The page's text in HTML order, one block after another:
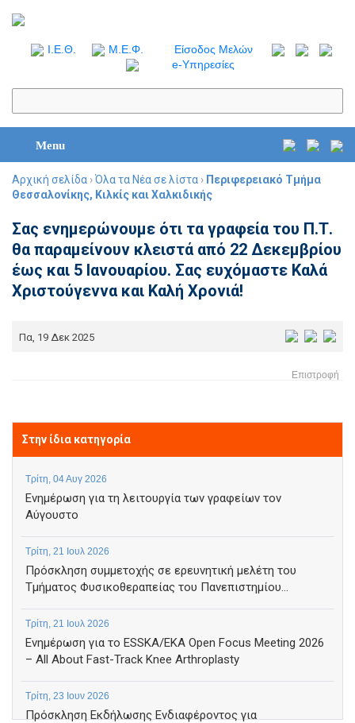
I.Ε.Θ. Μ.Ε.Φ.
Είσοδος Μελών
e-Υπηρεσίες
Menu
Αρχική σελίδα ›Όλα τα Νέα σε λίστα › Περιφερειακό Τμήμα
Θεσσαλονίκης, Κιλκίς και Χαλκιδικής
Σας ενημερώνουμε ότι τα γραφεία του Π.Τ.
θα παραμείνουν κλειστά από 22 Δεκεμβρίου
έως και 5 Ιανουαρίου. Σας ευχόμαστε Καλά
Χριστούγεννα και Καλή Χρονιά!
Πα, 19 Δεκ 2025
Επιστροφή
Στην ίδια κατηγορία
Τρίτη, 04 Αυγ 2026
Ενημέρωση για τη λειτουργία των γραφείων τον
Αύγουστο
Τρίτη, 21 Ιουλ 2026
Πρόσκληση συμμετοχής σε ερευνητική μελέτη του
Τμήματος Φυσικοθεραπείας του Πανεπιστημίου...
Τρίτη, 21 Ιουλ 2026
Ενημέρωση για το ESSKA/EKA Open Focus Meeting 2026
– All About Fast-Track Knee Arthroplasty
Τρίτη, 23 Ιουν 2026
Πρόσκληση Εκδήλωσης Ενδιαφέροντος για